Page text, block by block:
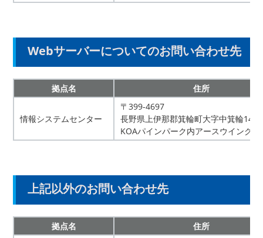
Webサーバーについてのお問い合わせ先
拠点名 住所
情報システムセンター
〒399-4697
長野県上伊那郡箕輪町大字中箕輪
KOAパインパーク内アースウイング
上記以外のお問い合わせ先
拠点名 住所